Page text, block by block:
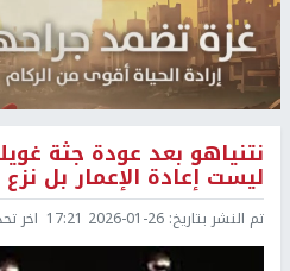
نتنياهو بعد عودة جثة
ليست إعادة الإعمار بل
تم النشر بتاريخ: 2026-01-26 17:21 اخر